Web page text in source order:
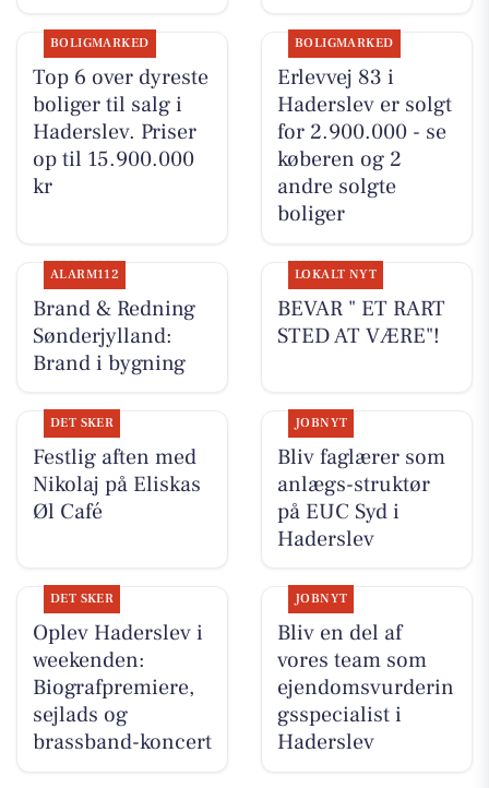
BOLIGMARKED
Top 6 over dyreste
boliger til salg i
Haderslev. Priser
op til 15.900.000
kr
BOLIGMARKED
Erlevvej 83 i
Haderslev er solgt
for 2.900.000 - se
køberen og 2
andre solgte
boliger
ALARM112
Brand & Redning
Sønderjylland:
Brand i bygning
LOKALT NYT
BEVAR " ET RART
STED AT VÆRE"!
DET SKER
Festlig aften med
Nikolaj på Eliskas
Øl Café
JOBNYT
Bliv faglærer som
anlægs-struktør
på EUC Syd i
Haderslev
DET SKER
Oplev Haderslev i
weekenden:
Biografpremiere,
sejlads og
brassband-koncert
JOBNYT
Bliv en del af
vores team som
ejendomsvurderin
gsspecialist i
Haderslev